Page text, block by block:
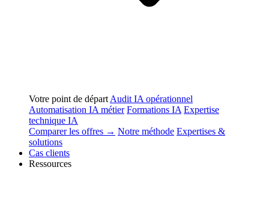
Votre point de départ Audit IA opérationnel
Automatisation IA métier Formations IA Expertise
technique IA
Comparer les offres → Notre méthode Expertises &
solutions
Cas clients
Ressources